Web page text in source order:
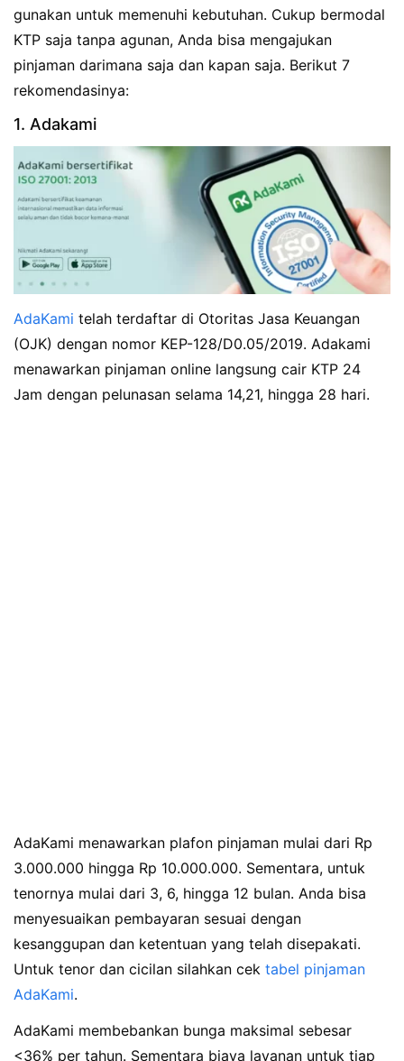
gunakan untuk memenuhi kebutuhan. Cukup bermodal
KTP saja tanpa agunan, Anda bisa mengajukan
pinjaman darimana saja dan kapan saja. Berikut 7
rekomendasinya:
1. Adakami
AdaKami telah terdaftar di Otoritas Jasa Keuangan
(OJK) dengan nomor KEP-128/D0.05/2019. Adakami
menawarkan pinjaman online langsung cair KTP 24
Jam dengan pelunasan selama 14,21, hingga 28 hari.
AdaKami menawarkan plafon pinjaman mulai dari Rp
3.000.000 hingga Rp 10.000.000. Sementara, untuk
tenornya mulai dari 3, 6, hingga 12 bulan. Anda bisa
menyesuaikan pembayaran sesuai dengan
kesanggupan dan ketentuan yang telah disepakati.
Untuk tenor dan cicilan silahkan cek tabel pinjaman
AdaKami.
AdaKami membebankan bunga maksimal sebesar
<36% per tahun. Sementara biaya layanan untuk tiap